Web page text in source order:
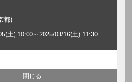
都)
土) 10:00～2025/08/16(土) 11:30